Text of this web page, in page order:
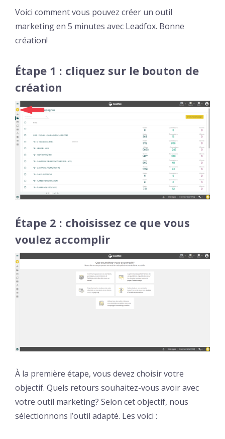
Voici comment vous pouvez créer un outil
marketing en 5 minutes avec Leadfox. Bonne
création!
Étape 1 : cliquez sur le bouton de
création
Étape 2 : choisissez ce que vous
voulez accomplir
À la première étape, vous devez choisir votre
objectif. Quels retours souhaitez-vous avoir avec
votre outil marketing? Selon cet objectif, nous
sélectionnons l’outil adapté. Les voici :